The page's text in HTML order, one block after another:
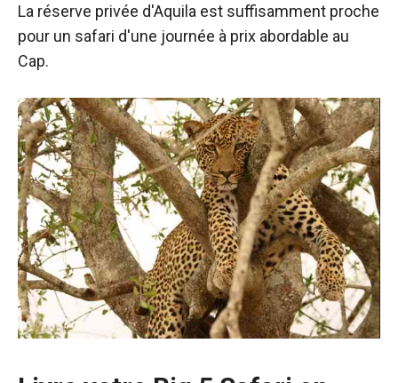
La réserve privée d'Aquila est suffisamment proche
pour un safari d'une journée à prix abordable au
Cap.